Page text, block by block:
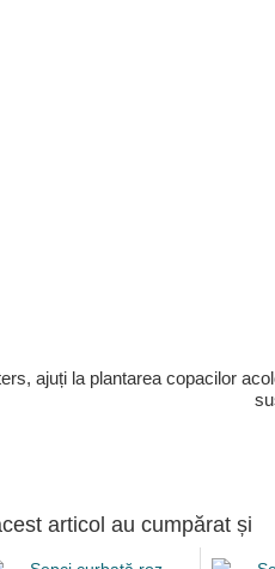
ajuți la plantarea copacilor
articol au cumpărat și